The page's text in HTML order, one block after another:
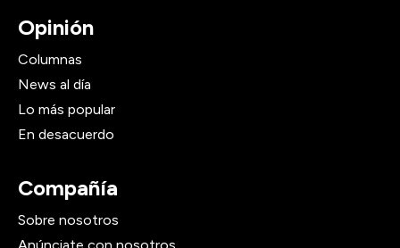
Opinión
Columnas
News al día
Lo más popular
En desacuerdo
Compañía
Sobre nosotros
Anúnciate con nosotros